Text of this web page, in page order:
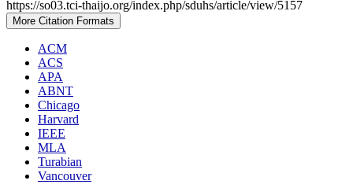
https://so03.tci-thaijo.org/index.php/sduhs/article/view/5157
More Citation Formats
ACM
ACS
APA
ABNT
Chicago
Harvard
IEEE
MLA
Turabian
Vancouver